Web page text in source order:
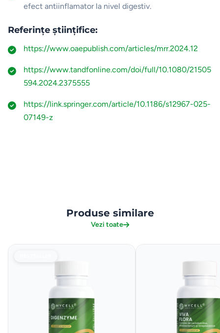
efect antiinflamator la nivel digestiv.
Referințe științifice:
https://www.oaepublish.com/articles/mrr.2024.12
https://www.tandfonline.com/doi/full/10.1080/21505
594.2024.2375555
https://link.springer.com/article/10.1186/s12967-025-
07149-z
Produse similare
Vezi toate